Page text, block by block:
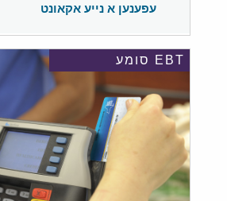
עפענען א נייע אקאונט
EBT סומע